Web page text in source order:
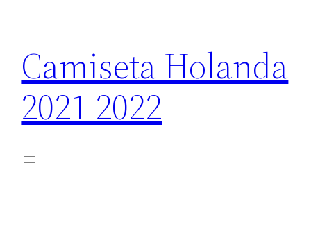
contenido
Camiseta Holanda
2021 2022